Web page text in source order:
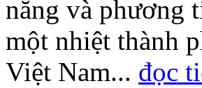
năng và phương
một nhiệt thành
Việt Nam... đọc